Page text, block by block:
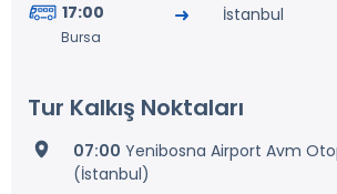
17:00
Bursa
İstanbul
Tur Kalkış Noktaları
07:00 Yenibosna Airport Avm
(İstanbul)